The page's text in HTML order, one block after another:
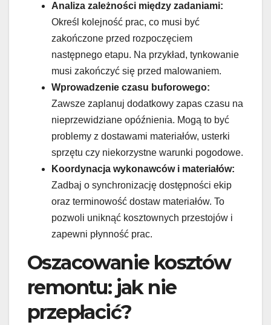
Analiza zależności między zadaniami:
Określ kolejność prac, co musi być
zakończone przed rozpoczęciem
następnego etapu. Na przykład, tynkowanie
musi zakończyć się przed malowaniem.
Wprowadzenie czasu buforowego:
Zawsze zaplanuj dodatkowy zapas czasu na
nieprzewidziane opóźnienia. Mogą to być
problemy z dostawami materiałów, usterki
sprzętu czy niekorzystne warunki pogodowe.
Koordynacja wykonawców i materiałów:
Zadbaj o synchronizację dostępności ekip
oraz terminowość dostaw materiałów. To
pozwoli uniknąć kosztownych przestojów i
zapewni płynność prac.
Oszacowanie kosztów
remontu: jak nie
przepłacić?